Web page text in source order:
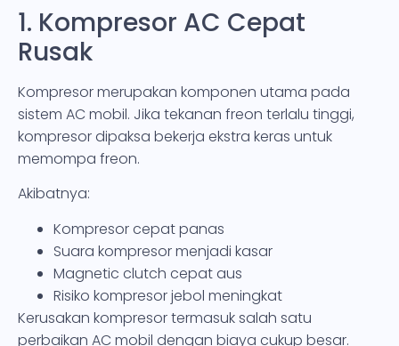
1. Kompresor AC Cepat
Rusak
Kompresor merupakan komponen utama pada
sistem AC mobil. Jika tekanan freon terlalu tinggi,
kompresor dipaksa bekerja ekstra keras untuk
memompa freon.
Akibatnya:
Kompresor cepat panas
Suara kompresor menjadi kasar
Magnetic clutch cepat aus
Risiko kompresor jebol meningkat
Kerusakan kompresor termasuk salah satu
perbaikan AC mobil dengan biaya cukup besar.